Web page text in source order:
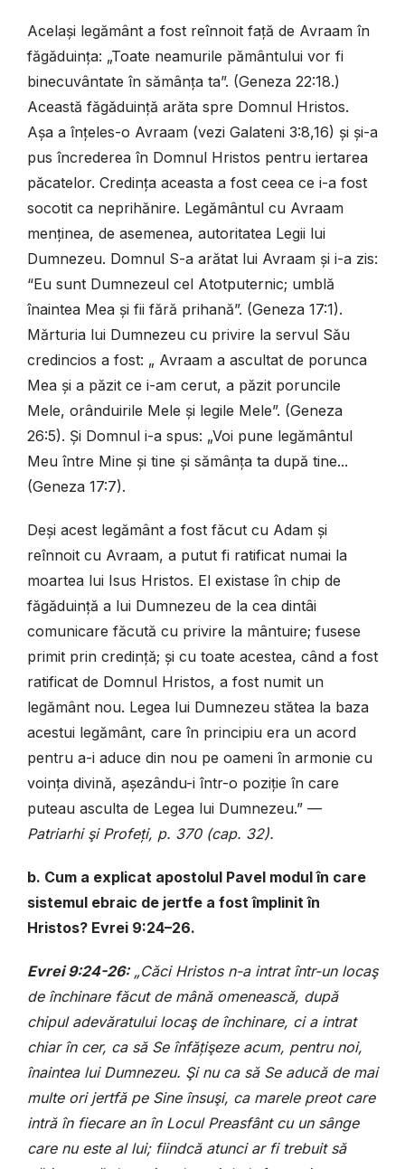
Același legământ a fost reînnoit față de Avraam în
făgăduința: „Toate neamurile pământului vor fi
binecuvântate în sămânța ta”. (Geneza 22:18.)
Această făgăduință arăta spre Domnul Hristos.
Așa a înțeles-o Avraam (vezi Galateni 3:8,16) și și-a
pus încrederea în Domnul Hristos pentru iertarea
păcatelor. Credința aceasta a fost ceea ce i-a fost
socotit ca neprihănire. Legământul cu Avraam
menținea, de asemenea, autoritatea Legii lui
Dumnezeu. Domnul S-a arătat lui Avraam și i-a zis:
“Eu sunt Dumnezeul cel Atotputernic; umblă
înaintea Mea și fii fără prihană”. (Geneza 17:1).
Mărturia lui Dumnezeu cu privire la servul Său
credincios a fost: „ Avraam a ascultat de porunca
Mea și a păzit ce i-am cerut, a păzit poruncile
Mele, orânduirile Mele și legile Mele”. (Geneza
26:5). Și Domnul i-a spus: „Voi pune legământul
Meu între Mine și tine și sămânța ta după tine...
(Geneza 17:7).
Deși acest legământ a fost făcut cu Adam și
reînnoit cu Avraam, a putut fi ratificat numai la
moartea lui Isus Hristos. El existase în chip de
făgăduință a lui Dumnezeu de la cea dintâi
comunicare făcută cu privire la mântuire; fusese
primit prin credință; și cu toate acestea, când a fost
ratificat de Domnul Hristos, a fost numit un
legământ nou. Legea lui Dumnezeu stătea la baza
acestui legământ, care în principiu era un acord
pentru a-i aduce din nou pe oameni în armonie cu
voința divină, așezându-i într-o poziție în care
puteau asculta de Legea lui Dumnezeu.” —
Patriarhi şi Profeți, p. 370 (cap. 32).
b. Cum a explicat apostolul Pavel modul în care
sistemul ebraic de jertfe a fost împlinit în
Hristos? Evrei 9:24–26.
Evrei 9:24-26:„Căci Hristos n-a intrat într-un locaş
de închinare făcut de mână omenească, după
chipul adevăratului locaş de închinare, ci a intrat
chiar în cer, ca să Se înfățişeze acum, pentru noi,
înaintea lui Dumnezeu. Şi nu ca să Se aducă de mai
multe ori jertfă pe Sine însuşi, ca marele preot care
intră în fiecare an în Locul Preasfânt cu un sânge
care nu este al lui; fiindcă atunci ar fi trebuit să